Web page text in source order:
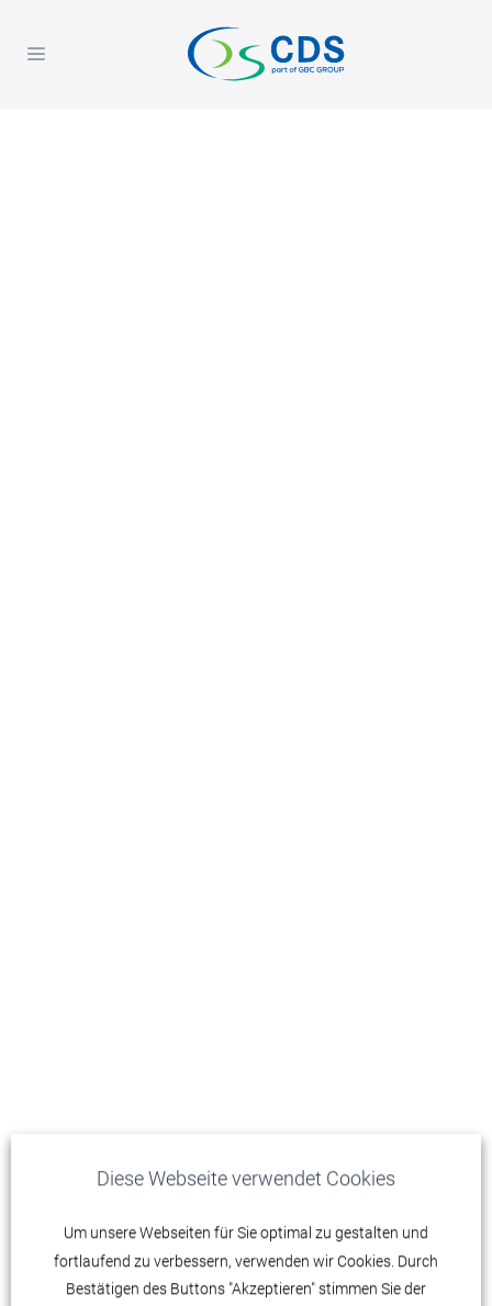
Diese Webseite verwendet Cookies
Um unsere Webseiten für Sie optimal zu gestalten und
fortlaufend zu verbessern, verwenden wir Cookies. Durch
Bestätigen des Buttons "Akzeptieren" stimmen Sie der